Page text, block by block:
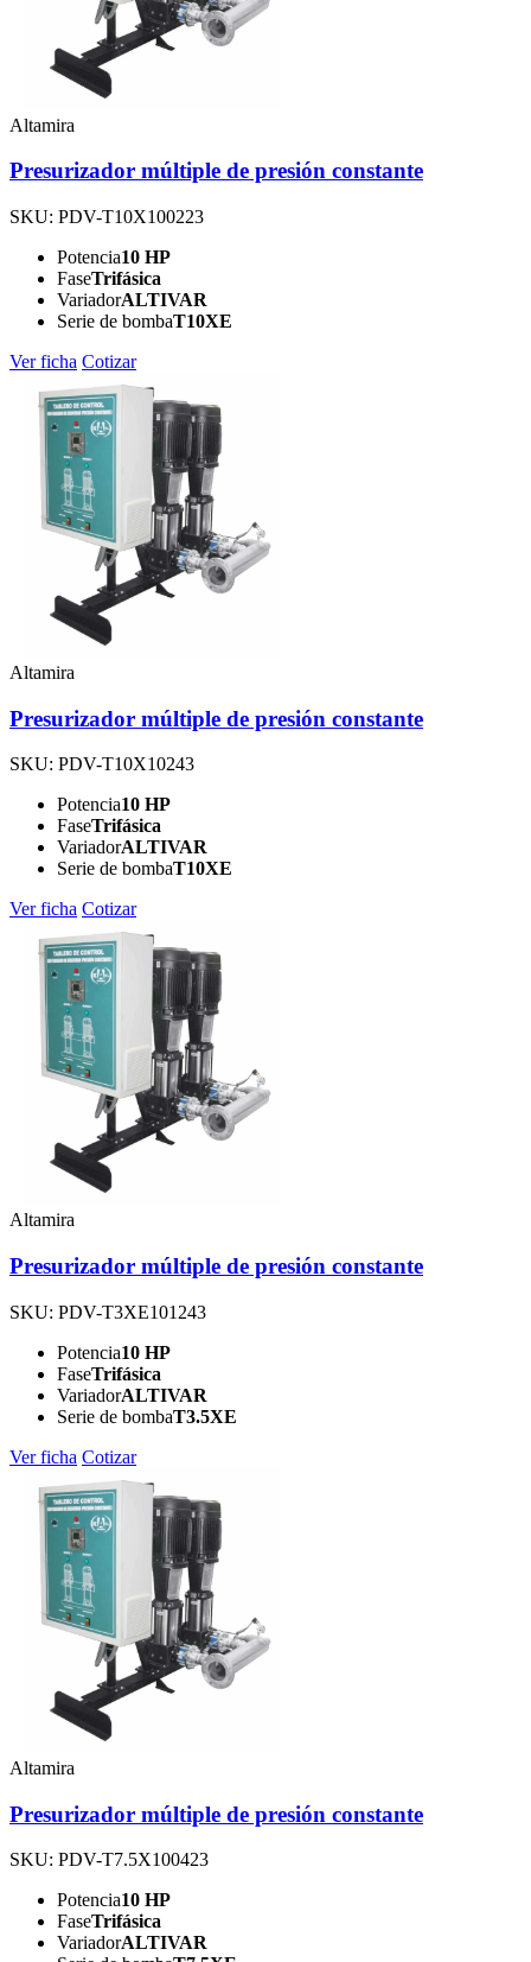
Altamira
Presurizador múltiple de presión constante
SKU: PDV-T10X100223
Potencia10 HP
FaseTrifásica
VariadorALTIVAR
Serie de bombaT10XE
Ver ficha Cotizar
Altamira
Presurizador múltiple de presión constante
SKU: PDV-T10X10243
Potencia10 HP
FaseTrifásica
VariadorALTIVAR
Serie de bombaT10XE
Ver ficha Cotizar
Altamira
Presurizador múltiple de presión constante
SKU: PDV-T3XE101243
Potencia10 HP
FaseTrifásica
VariadorALTIVAR
Serie de bombaT3.5XE
Ver ficha Cotizar
Altamira
Presurizador múltiple de presión constante
SKU: PDV-T7.5X100423
Potencia10 HP
FaseTrifásica
VariadorALTIVAR